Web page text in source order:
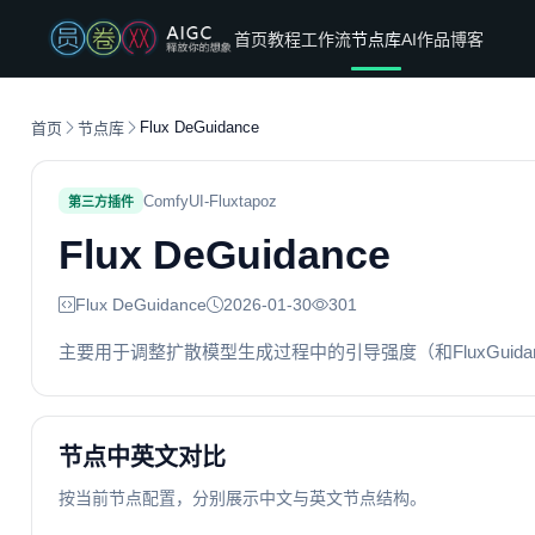
首页教程工作流节点库AI作品博客
首页 节点库 Flux DeGuidance
第三方插件 ComfyUI-Fluxtapoz
Flux DeGuidance
Flux DeGuidance 2026-01-30 301
主要用于调整扩散模型生成过程中的引导强度（和
节点中英文对比
按当前节点配置，分别展示中文与英文节点结构。